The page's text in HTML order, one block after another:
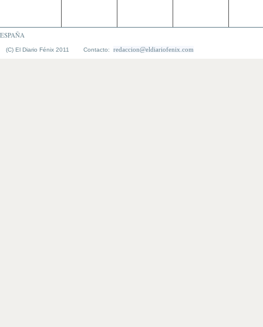
ESPAÑA
(C) El Diario Fénix 2011 Contacto: redaccion@eldiariofenix.com